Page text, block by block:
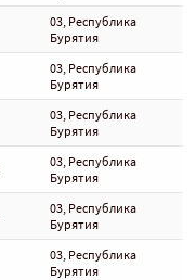
03, Республика
Бурятия
03, Республика
Бурятия
03, Республика
Бурятия
03, Республика
Бурятия
03, Республика
Бурятия
03, Республика
Бурятия